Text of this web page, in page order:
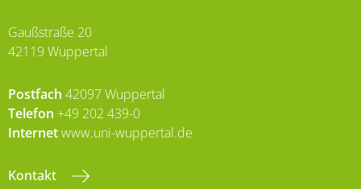
Gaußstraße 20
42119 Wuppertal
Postfach 42097 Wuppertal
Telefon +49 202 439-0
Internetwww.uni-wuppertal.de
Kontakt